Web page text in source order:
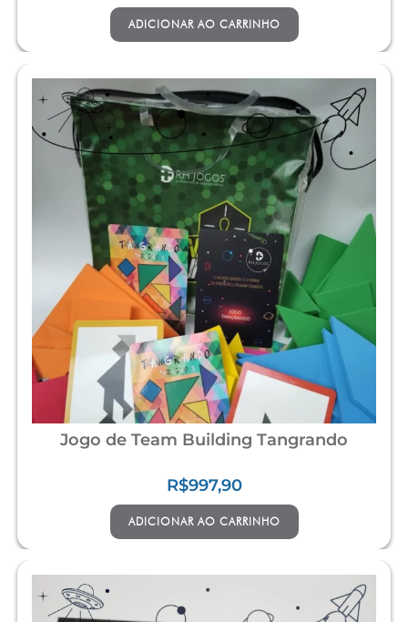
ADICIONAR AO CARRINHO
Jogo de Team Building Tangrando
R$997,90
ADICIONAR AO CARRINHO